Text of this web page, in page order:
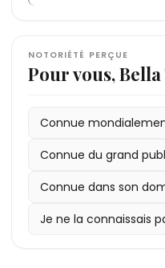
NOTORIÉTÉ PERÇUE
Pour vous,
Connue
Connue du grand
Connue dans son
Je ne la connaissais